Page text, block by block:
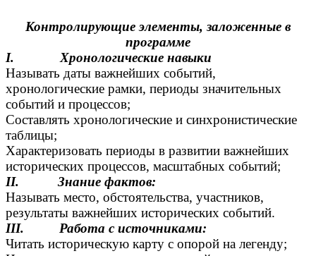
Контролирующие элементы, заложенные в
программе
I.
Хронологические навыки
Называть даты важнейших событий,
хронологические рамки, периоды значительных
событий и процессов;
Составлять хронологические и синхронистические
таблицы;
Характеризовать периоды в развитии важнейших
исторических процессов, масштабных событий;
II. Знание фактов:
Называть место, обстоятельства, участников,
результаты важнейших исторических событий.
III. Работа с источниками:
Читать историческую карту с опорой на легенду;